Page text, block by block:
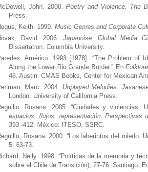
John. 2000. Poetry and Violence. The
Press.
Keith. 1999. Music Genres and Corporate
David. 2006. Japanoise: Global Media
Dissertation: Columbia University.
Américo. 1993 [1978]. “The Problem of
Along the Lower Rio Grande Border.” En
48. Austin: CMAS Books, Center for Mexican
Marc. 2004. Unplayed Melodies.
London: University of California Press.
Rosana. 2005. “Ciudades y
espacios, flujos, representación. Perspectivas
393 -412. México: ITESO, SSRC.
Rosana. 2000. “Los laberintos del miedo.
5: 63-73.
Nelly. 1998. “Políticas de la memoria y
sobre el Chile de Transición), 27-76. Santiago: